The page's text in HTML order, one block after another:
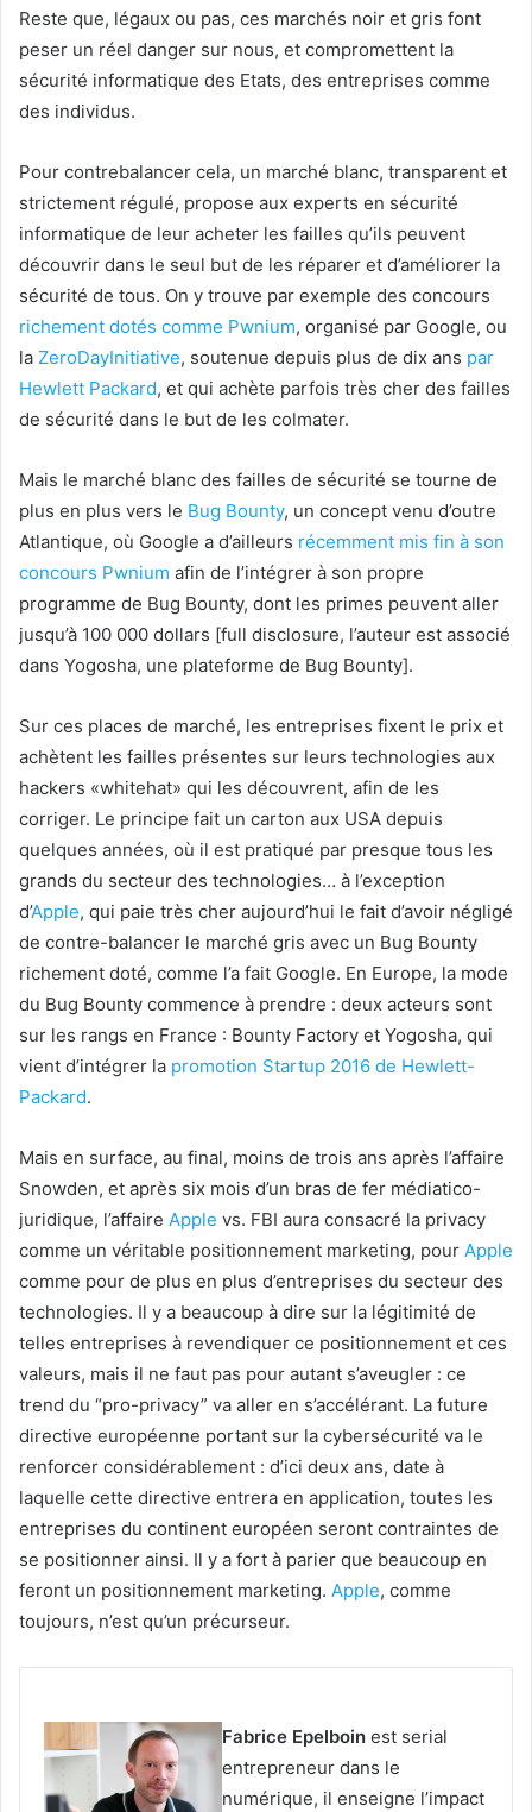
Reste que, légaux ou pas, ces marchés noir et gris font
peser un réel danger sur nous, et compromettent la
sécurité informatique des Etats, des entreprises comme
des individus.
Pour contrebalancer cela, un marché blanc, transparent et
strictement régulé, propose aux experts en sécurité
informatique de leur acheter les failles qu’ils peuvent
découvrir dans le seul but de les réparer et d’améliorer la
sécurité de tous. On y trouve par exemple des concours
richement dotés comme Pwnium, organisé par Google, ou
la ZeroDayInitiative, soutenue depuis plus de dix ans par
Hewlett Packard, et qui achète parfois très cher des failles
de sécurité dans le but de les colmater.
Mais le marché blanc des failles de sécurité se tourne de
plus en plus vers le Bug Bounty, un concept venu d’outre
Atlantique, où Google a d’ailleurs récemment mis fin à son
concours Pwnium afin de l’intégrer à son propre
programme de Bug Bounty, dont les primes peuvent aller
jusqu’à 100 000 dollars [full disclosure, l’auteur est associé
dans Yogosha, une plateforme de Bug Bounty].
Sur ces places de marché, les entreprises fixent le prix et
achètent les failles présentes sur leurs technologies aux
hackers «whitehat» qui les découvrent, afin de les
corriger. Le principe fait un carton aux USA depuis
quelques années, où il est pratiqué par presque tous les
grands du secteur des technologies… à l’exception
d’Apple, qui paie très cher aujourd’hui le fait d’avoir négligé
de contre-balancer le marché gris avec un Bug Bounty
richement doté, comme l’a fait Google. En Europe, la mode
du Bug Bounty commence à prendre : deux acteurs sont
sur les rangs en France : Bounty Factory et Yogosha, qui
vient d’intégrer la promotion Startup 2016 de Hewlett-
Packard.
Mais en surface, au final, moins de trois ans après l’affaire
Snowden, et après six mois d’un bras de fer médiatico-
juridique, l’affaire Apple vs. FBI aura consacré la privacy
comme un véritable positionnement marketing, pour Apple
comme pour de plus en plus d’entreprises du secteur des
technologies. Il y a beaucoup à dire sur la légitimité de
telles entreprises à revendiquer ce positionnement et ces
valeurs, mais il ne faut pas pour autant s’aveugler : ce
trend du “pro-privacy” va aller en s’accélérant. La future
directive européenne portant sur la cybersécurité va le
renforcer considérablement : d’ici deux ans, date à
laquelle cette directive entrera en application, toutes les
entreprises du continent européen seront contraintes de
se positionner ainsi. Il y a fort à parier que beaucoup en
feront un positionnement marketing. Apple, comme
toujours, n’est qu’un précurseur.
Fabrice Epelboin est serial
entrepreneur dans le
numérique, il enseigne l’impact